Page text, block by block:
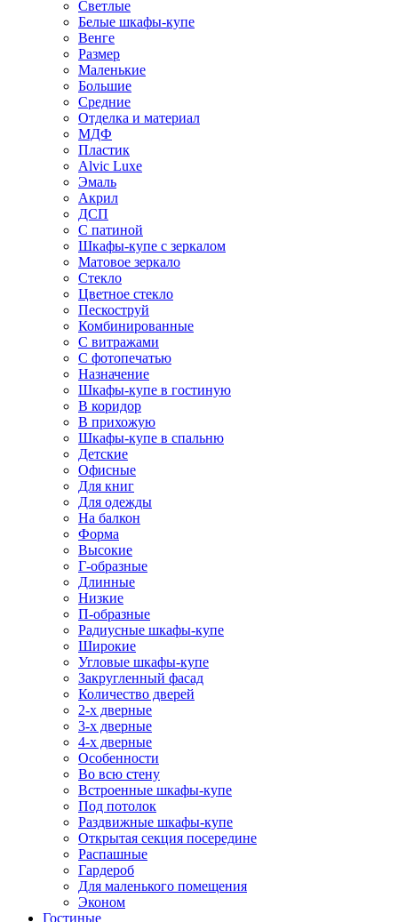
Светлые
Белые шкафы-купе
Венге
Размер
Маленькие
Большие
Средние
Отделка и материал
МДФ
Пластик
Alvic Luxe
Эмаль
Акрил
ДСП
С патиной
Шкафы-купе с зеркалом
Матовое зеркало
Стекло
Цветное стекло
Пескоструй
Комбинированные
С витражами
С фотопечатью
Назначение
Шкафы-купе в гостиную
В коридор
В прихожую
Шкафы-купе в спальню
Детские
Офисные
Для книг
Для одежды
На балкон
Форма
Высокие
Г-образные
Длинные
Низкие
П-образные
Радиусные шкафы-купе
Широкие
Угловые шкафы-купе
Закругленный фасад
Количество дверей
2-х дверные
3-х дверные
4-х дверные
Особенности
Во всю стену
Встроенные шкафы-купе
Под потолок
Раздвижные шкафы-купе
Открытая секция посередине
Распашные
Гардероб
Для маленького помещения
Эконом
Гостиные